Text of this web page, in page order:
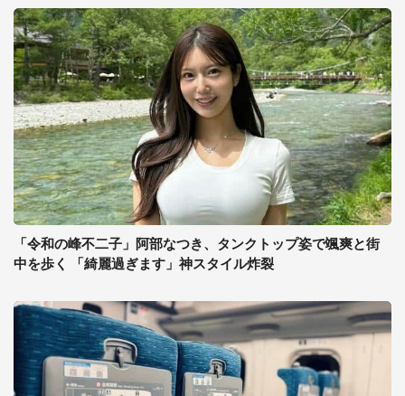
「令和の峰不二子」阿部なつき、タンクトップ姿で颯爽と街
中を歩く 「綺麗過ぎます」神スタイル炸裂